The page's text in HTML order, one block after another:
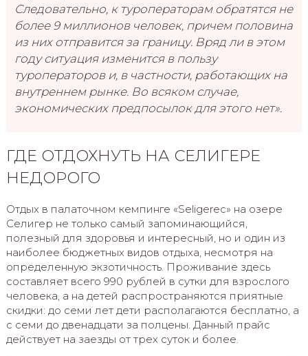
Следовательно, к туроператорам обратятся не
более 9 миллионов человек, причем половина
из них отправится за границу. Вряд ли в этом
году ситуация изменится в пользу
туроператоров и, в частности, работающих на
внутреннем рынке. Во всяком случае,
экономических предпосылок для этого нет».
ГДЕ ОТДОХНУТЬ НА СЕЛИГЕРЕ
НЕДОРОГО
Отдых в палаточном кемпинге «Seligerec» на озере
Селигер не только самый запоминающийся,
полезный для здоровья и интересный, но и один из
наиболее бюджетных видов отдыха, несмотря на
определенную экзотичность. Проживание здесь
составляет всего 990 рублей в сутки для взрослого
человека, а на детей распространяются приятные
скидки: до семи лет дети располагаются бесплатно, а
с семи до двенадцати за полцены. Данный прайс
действует на заезды от трех суток и более.